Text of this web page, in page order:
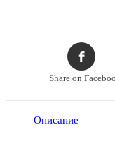
Share on
Описание